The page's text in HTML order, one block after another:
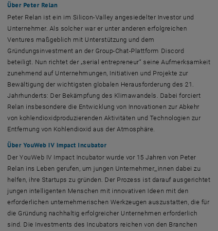
Über Peter Relan
Peter Relan ist ein im Silicon-Valley angesiedelter Investor und
Unternehmer. Als solcher war er unter anderen erfolgreichen
Ventures maßgeblich mit Unterstützung und dem
Gründungsinvestment an der Group-Chat-Plattform Discord
beteiligt. Nun richtet der „serial entrepreneur“ seine Aufmerksamkeit
zunehmend auf Unternehmungen, Initiativen und Projekte zur
Bewältigung der wichtigsten globalen Herausforderung des 21.
Jahrhunderts: Der Bekämpfung des Klimawandels. Dabei forciert
Relan insbesondere die Entwicklung von Innovationen zur Abkehr
von kohlendioxidproduzierenden Aktivitäten und Technologien zur
Entfernung von Kohlendioxid aus der Atmosphäre.
Über YouWeb IV Impact Incubator
DerYouWeb IV Impact Incubator wurde vor 15 Jahren von Peter
Relan ins Leben gerufen, um jungen Unternehmer_innen dabei zu
helfen, ihre Startups zu gründen. Der Prozess ist darauf ausgerichtet
jungen intelligenten Menschen mit innovativen Ideen mit den
erforderlichen unternehmerischen Werkzeugen auszustatten, die für
die Gründung nachhaltig erfolgreicher Unternehmen erforderlich
sind. Die Investments des Incubators reichen von den Branchen